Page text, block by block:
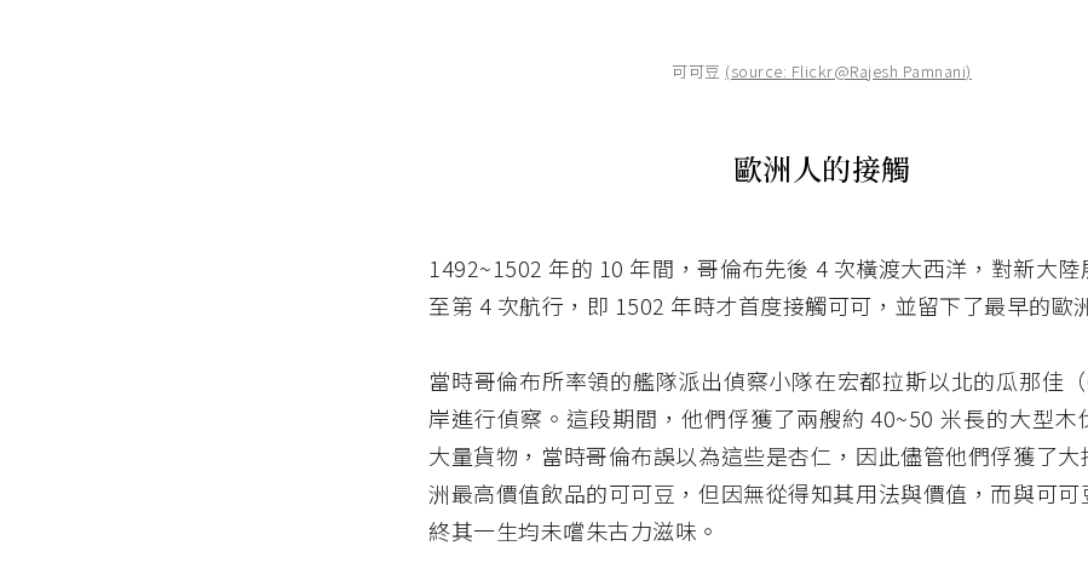
可可豆 (source: Flickr@Rajesh Pamnani)
歐洲人的接觸
1492~1502 年的 10 年間，哥倫布先後 4 次橫渡大西洋，對新大陸
至第 4 次航行，即 1502 年時才首度接觸可可，並留下了最早的歐
當時哥倫布所率領的艦隊派出偵察小隊在宏都拉斯以北的瓜那佳（
岸進行偵察。這段期間，他們俘獲了兩艘約 40~50 米長的大型木
大量貨物，當時哥倫布誤以為這些是杏仁，因此儘管他們俘獲了大
洲最高價值飲品的可可豆，但因無從得知其用法與價值，而與可可
終其一生均未嚐朱古力滋味。